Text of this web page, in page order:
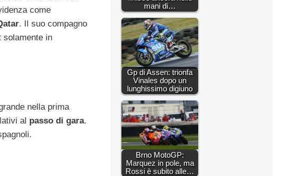
come
. Il suo compagno
solamente in
nella prima
al passo di gara.
mani di…
Gp di Assen: trionfa
Vinales dopo un
lunghissimo digiuno
Brno MotoGP:
Marquez in pole, ma
Rossi è subito alle…